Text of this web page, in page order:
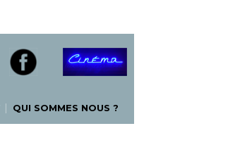
| QUI SOMMES NOUS ?